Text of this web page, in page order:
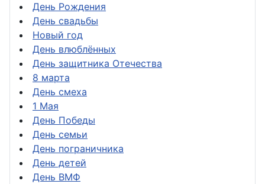
День Рождения
День свадьбы
Новый год
День влюблённых
День защитника Отечества
8 марта
День смеха
1 Мая
День Победы
День семьи
День пограничника
День детей
День ВМФ